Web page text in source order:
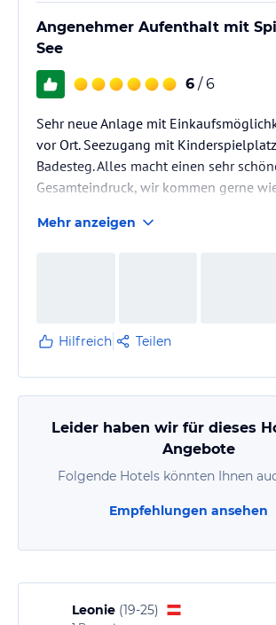
Angenehmer Aufenthalt mit
See
6 / 6
Sehr neue Anlage mit
vor Ort. Seezugang mit
Badesteg. Alles macht einen sehr
Gesamteindruck, wir kommen gerne
Mehr anzeigen
Hilfreich Teilen
Leider haben wir für dieses
Angebote
Folgende Hotels könnten Ihnen
Empfehlungen ansehen
Leonie (19-25)